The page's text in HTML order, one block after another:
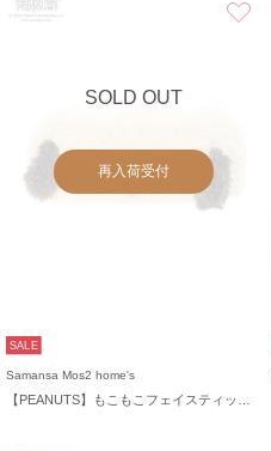
SOLD OUT
再入荷受付
SALE
Samansa Mos2 home's